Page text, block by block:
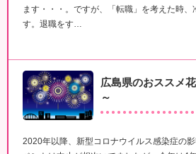
ます・・・。ですが、「転職」を考えた時、
す。退職をす…
広島県のおススメ
～
2020年以降、新型コロナウイルス感染症の